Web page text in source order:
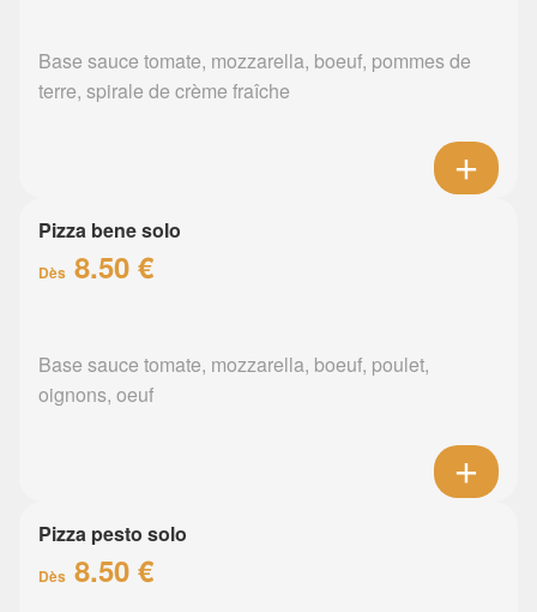
Base sauce tomate, mozzarella, boeuf, pommes de
terre, spirale de crème fraîche
Pizza bene solo
Dès 8.50 €
Base sauce tomate, mozzarella, boeuf, poulet,
oignons, oeuf
Pizza pesto solo
Dès 8.50 €